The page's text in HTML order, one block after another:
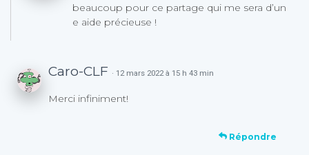
beaucoup pour ce partage qui me sera d’un
e aide précieuse !
Caro-CLF · 12 mars 2022 à 15 h 43 min
Merci infiniment!
Répondre